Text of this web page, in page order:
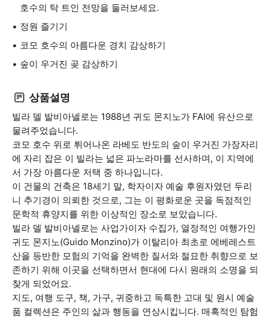
호수의 탁 트인 전망을 둘러보세요.
정원 즐기기
코모 호수의 아름다운 경치 감상하기
숲이 우거진 곶 감상하기
상품설명
빌라 델 발비아넬로는 1988년 귀도 몬지노가 FAI에 유산으로
물려주었습니다.
코모 호수 위로 튀어나온 라베도 반도의 숲이 우거진 가장자리
에 자리 잡은 이 빌라는 넓은 파노라마를 선사하며, 이 지역에
서 가장 아름다운 저택 중 하나입니다.
이 건물의 건축은 18세기 말, 학자이자 예술 후원자였던 두리
니 추기경이 의뢰한 것으로, 그는 이 평화로운 곳을 독점적인
문학적 휴양지를 위한 이상적인 장소로 보았습니다.
빌라 델 발비아넬로는 사업가이자 수집가, 열정적인 여행가인
귀도 몬지노(Guido Monzino)가 이탈리아 최초로 에베레스트
산을 등반한 모험의 기억을 완벽한 질서와 절묘한 취향으로 보
존하기 위해 이곳을 선택하면서 현대에 다시 원래의 소명을 되
찾게 되었어요.
지도, 여행 도구, 책, 가구, 귀중하고 독특한 고대 및 원시 예술
품 컬렉션은 주인의 삶과 행동을 연상시킵니다. 매혹적인 탐험